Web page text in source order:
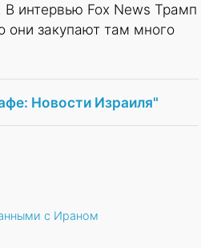
В интервью Fox News Трамп
они закупают там много
Новости Израиля"
с Ираном